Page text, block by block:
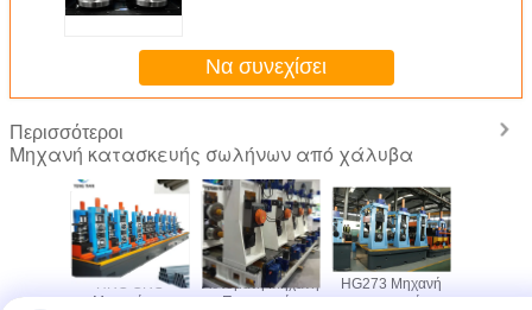
Να συνεχίσει
Περισσότεροι
Μηχανή κατασκευής σωλήνων από χάλυβα
HRC CRC
Μηχανή για
Αυτόματη Μηχανή
Παραγωγής
HG273 Μηχανή
κατασκευής